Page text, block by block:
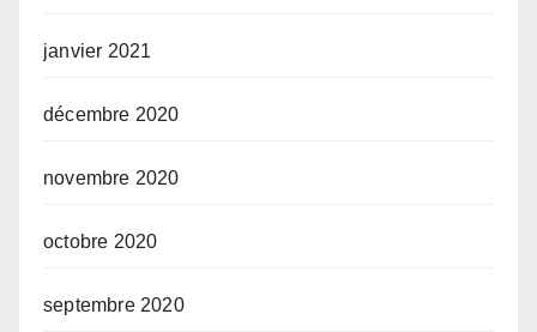
janvier 2021
décembre 2020
novembre 2020
octobre 2020
septembre 2020